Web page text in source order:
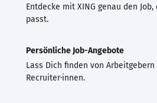
Entdecke mit XING genau den
passt.
Persönliche Job-Angebote
Lass Dich finden von
Recruiter·innen.